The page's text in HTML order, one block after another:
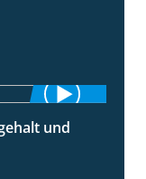
1:46
und